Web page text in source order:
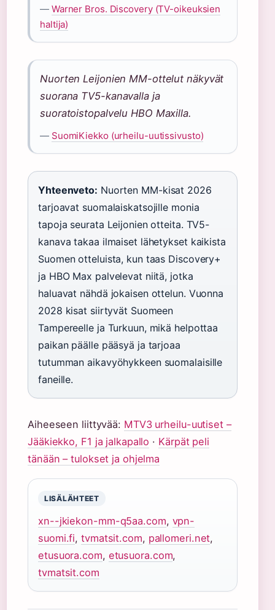
— Warner Bros. Discovery (TV-oikeuksien
haltija)
Nuorten Leijonien MM-ottelut näkyvät
suorana TV5-kanavalla ja
suoratoistopalvelu HBO Maxilla.
— SuomiKiekko (urheilu-uutissivusto)
Yhteenveto: Nuorten MM-kisat 2026
tarjoavat suomalaiskatsojille monia
tapoja seurata Leijonien otteita. TV5-
kanava takaa ilmaiset lähetykset kaikista
Suomen otteluista, kun taas Discovery+
ja HBO Max palvelevat niitä, jotka
haluavat nähdä jokaisen ottelun. Vuonna
2028 kisat siirtyvät Suomeen
Tampereelle ja Turkuun, mikä helpottaa
paikan päälle pääsyä ja tarjoaa
tutumman aikavyöhykkeen suomalaisille
faneille.
Aiheeseen liittyvää: MTV3 urheilu-uutiset –
Jääkiekko, F1 ja jalkapallo · Kärpät peli
tänään – tulokset ja ohjelma
LISÄLÄHTEET
xn--jkiekon-mm-q5aa.com, vpn-
suomi.fi,tvmatsit.com, pallomeri.net,
etusuora.com, etusuora.com,
tvmatsit.com